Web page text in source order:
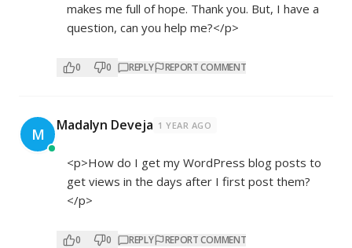
makes me full of hope. Thank you. But, I have a
question, can you help me?</p>
0 0 REPLY REPORT COMMENT
M Madalyn Deveja 1 YEAR AGO
<p>How do I get my WordPress blog posts to
get views in the days after I first post them?
</p>
0 0 REPLY REPORT COMMENT